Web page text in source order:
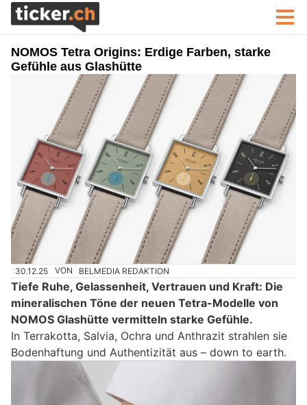
NOMOS Tetra Origins: Erdige Farben, starke
Gefühle aus Glashütte
30.12.25 VON BELMEDIA REDAKTION
Tiefe Ruhe, Gelassenheit, Vertrauen und Kraft: Die
mineralischen Töne der neuen Tetra-Modelle von
NOMOS Glashütte vermitteln starke Gefühle.
In Terrakotta, Salvia, Ochra und Anthrazit strahlen sie
Bodenhaftung und Authentizität aus – down to earth.